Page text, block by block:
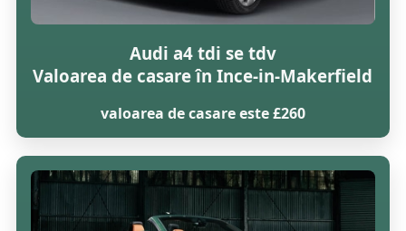
Audi a4 tdi se tdv
Valoarea de casare în Ince-in-Makerfield
valoarea de casare este £260